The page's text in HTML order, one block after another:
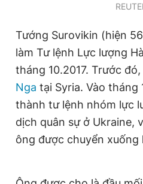
Tướng Surovikin (hiện
làm Tư lệnh Lực lượng
tháng 10.2017. Trước
Nga tại Syria. Vào
thành tư lệnh nhóm lực
dịch quân sự ở Ukraine,
ông được chuyển xuống